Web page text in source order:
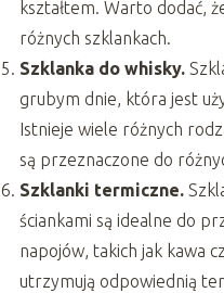
kształtem. Warto dodać,
różnych szklankach.
Szklanka do whisky.
grubym dnie, która jest
Istnieje wiele różnych
są przeznaczone do
Szklanki termiczne.
ściankami są idealne do
napojów, takich jak kawa
utrzymują odpowiednią